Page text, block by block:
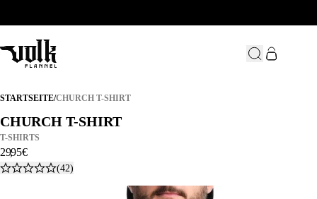
STARTSEITE/CHURCH T-SHIRT
CHURCH T-SHIRT
CHURCH T-SHIRT
CHURCH T-SHIRT
T-SHIRTS
29,95€
(42)